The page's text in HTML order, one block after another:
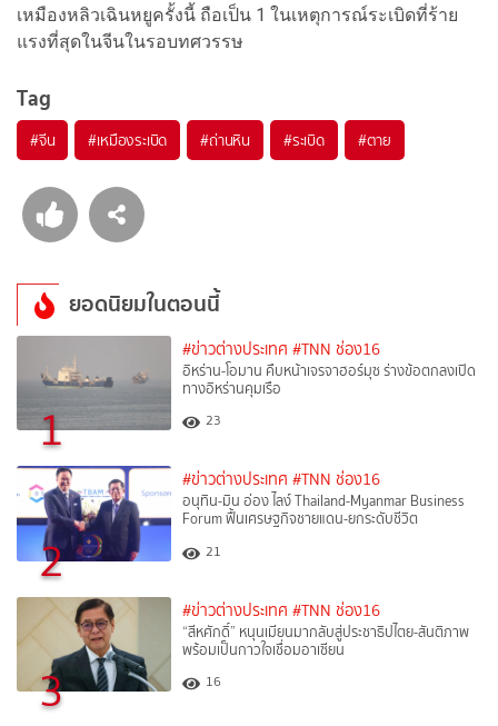
เหมืองหลิวเฉินหยูครั้งนี้ ถือเป็น 1 ในเหตุการณ์ระเบิดที่ร้าย
แรงที่สุดในจีนในรอบทศวรรษ
Tag
#จีน #เหมืองระเบิด #ถ่านหิน #ระเบิด #ตาย
ยอดนิยมในตอนนี้
1
#ข่าวต่างประเทศ #TNN ช่อง16
อิหร่าน-โอมาน คืบหน้าเจรจาฮอร์มุซ ร่างข้อตกลงเปิด
ทางอิหร่านคุมเรือ
23
2
#ข่าวต่างประเทศ #TNN ช่อง16
อนุทิน-มิน อ่อง ไลง์ Thailand-Myanmar Business
Forum ฟื้นเศรษฐกิจชายแดน-ยกระดับชีวิต
21
3
#ข่าวต่างประเทศ #TNN ช่อง16
“สีหศักดิ์”​ หนุนเมียนมากลับสู่ประชาธิปไตย-สันติภาพ
พร้อมเป็นกาวใจเชื่อมอาเซียน
16